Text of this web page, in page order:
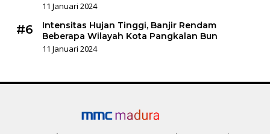
11 Januari 2024
#6
Intensitas Hujan Tinggi, Banjir Rendam
Beberapa Wilayah Kota Pangkalan Bun
11 Januari 2024